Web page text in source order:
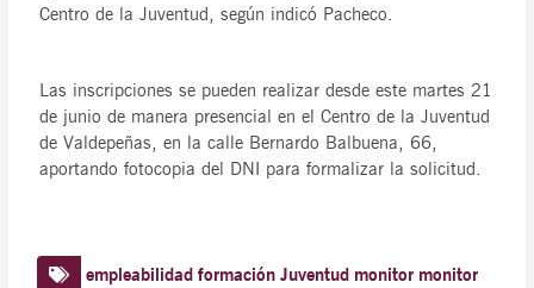
Centro de la Juventud, según indicó Pacheco.
Las inscripciones se pueden realizar desde este martes 21
de junio de manera presencial en el Centro de la Juventud
de Valdepeñas, en la calle Bernardo Balbuena, 66,
aportando fotocopia del DNI para formalizar la solicitud.
empleabilidad formación Juventud monitor monitor